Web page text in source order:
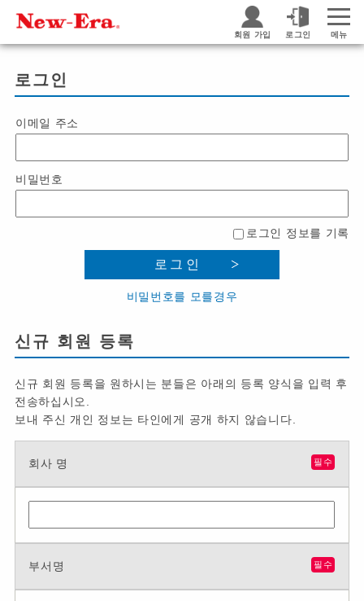
회원 가입 로그인 메뉴
로그인
이메일 주소
비밀번호
로그인 정보를 기록
로그인
비밀번호를 모를경우
신규 회원 등록
신규 회원 등록을 원하시는 분들은 아래의 등록 양식을 입력 후
전송하십시오.
보내 주신 개인 정보는 타인에게 공개 하지 않습니다.
회사 명 필수
부서명 필수